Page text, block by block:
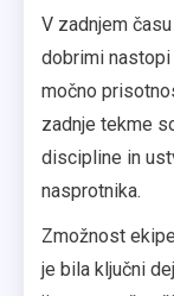
V zadnjem času
dobrimi nastopi
močno
zadnje tekme
discipline in
nasprotnika.
Zmožnost
je bila ključni